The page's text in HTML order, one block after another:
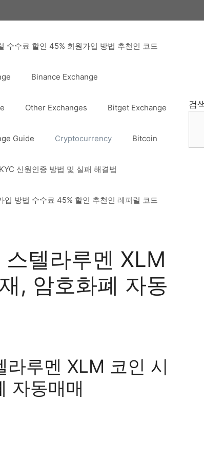
수수료 할인 45% 회원가입 방법 추천인 코드
Binance Exchange
Other Exchanges Bitget Exchange
Guide Cryptocurrency Bitcoin
신원인증 방법 및 실패 해결법
입 방법 수수료 45% 할인 추천인 레퍼럴 코드
검
텔라루멘 XLM
, 암호화폐 자동
루멘 XLM 코인 시
자동매매